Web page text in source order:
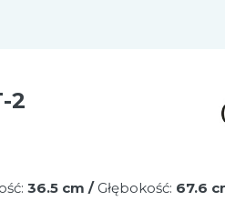
2
36.5 cm / Głębokość: 67.6